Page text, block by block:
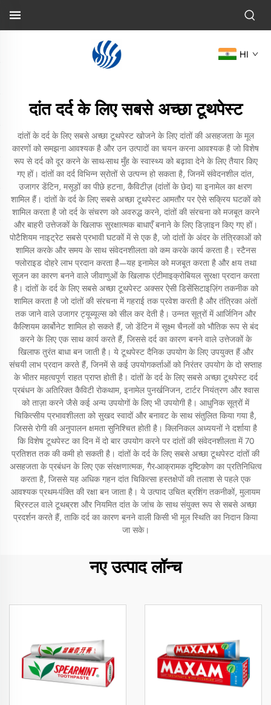
HI
दांत दर्द के लिए सबसे अच्छा टूथपेस्ट
दांतों के दर्द के लिए सबसे अच्छा टूथपेस्ट खोजने के लिए दांतों की असहजता के मूल
कारणों को समझना आवश्यक है और उन उत्पादों का चयन करना आवश्यक है जो विशेष
रूप से दर्द को दूर करने के साथ-साथ मुँह के स्वास्थ्य को बढ़ावा देने के लिए तैयार किए
गए हों। दांतों का दर्द विभिन्न स्रोतों से उत्पन्न हो सकता है, जिनमें संवेदनशील दांत,
उजागर डेंटिन, मसूड़ों का पीछे हटना, कैविटीज़ (दांतों के छेद) या इनामेल का क्षरण
शामिल हैं। दांतों के दर्द के लिए सबसे अच्छा टूथपेस्ट आमतौर पर ऐसे सक्रिय घटकों को
शामिल करता है जो दर्द के संचरण को अवरुद्ध करने, दांतों की संरचना को मजबूत करने
और बाहरी उत्तेजकों के खिलाफ सुरक्षात्मक बाधाएँ बनाने के लिए डिज़ाइन किए गए हों।
पोटैशियम नाइट्रेट सबसे प्रभावी घटकों में से एक है, जो दांतों के अंदर के तंत्रिकाओं को
शामिल करके और समय के साथ संवेदनशीलता को कम करके कार्य करता है। स्टैनस
फ्लोराइड दोहरे लाभ प्रदान करता है—यह इनामेल को मजबूत करता है और क्षय तथा
सूजन का कारण बनने वाले जीवाणुओं के खिलाफ एंटीमाइक्रोबियल सुरक्षा प्रदान करता
है। दांतों के दर्द के लिए सबसे अच्छा टूथपेस्ट अक्सर ऐसी डिसेंसिटाइज़िंग तकनीक को
शामिल करता है जो दांतों की संरचना में गहराई तक प्रवेश करती है और तंत्रिका अंतों
तक जाने वाले उजागर ट्यूब्यूल्स को सील कर देती है। उन्नत सूत्रों में आर्जिनिन और
कैल्शियम कार्बोनेट शामिल हो सकते हैं, जो डेंटिन में सूक्ष्म चैनलों को भौतिक रूप से बंद
करने के लिए एक साथ कार्य करते हैं, जिससे दर्द का कारण बनने वाले उत्तेजकों के
खिलाफ तुरंत बाधा बन जाती है। ये टूथपेस्ट दैनिक उपयोग के लिए उपयुक्त हैं और
संचयी लाभ प्रदान करते हैं, जिनमें से कई उपयोगकर्ताओं को निरंतर उपयोग के दो सप्ताह
के भीतर महत्वपूर्ण राहत प्राप्त होती है। दांतों के दर्द के लिए सबसे अच्छा टूथपेस्ट दर्द
प्रबंधन के अतिरिक्त कैविटी रोकथाम, इनामेल पुनर्खनिजन, टार्टर नियंत्रण और श्वास
को ताज़ा करने जैसे कई अन्य उपयोगों के लिए भी उपयोगी है। आधुनिक सूत्रों में
चिकित्सीय प्रभावशीलता को सुखद स्वादों और बनावट के साथ संतुलित किया गया है,
जिससे रोगी की अनुपालन क्षमता सुनिश्चित होती है। क्लिनिकल अध्ययनों ने दर्शाया है
कि विशेष टूथपेस्ट का दिन में दो बार उपयोग करने पर दांतों की संवेदनशीलता में 70
प्रतिशत तक की कमी हो सकती है। दांतों के दर्द के लिए सबसे अच्छा टूथपेस्ट दांतों की
असहजता के प्रबंधन के लिए एक संरक्षणात्मक, गैर-आक्रामक दृष्टिकोण का प्रतिनिधित्व
करता है, जिससे यह अधिक गहन दांत चिकित्सा हस्तक्षेपों की तलाश से पहले एक
आवश्यक प्रथम-पंक्ति की रक्षा बन जाता है। ये उत्पाद उचित ब्रशिंग तकनीकों, मुलायम
ब्रिस्टल वाले टूथब्रश और नियमित दांत के जांच के साथ संयुक्त रूप से सबसे अच्छा
प्रदर्शन करते हैं, ताकि दर्द का कारण बनने वाली किसी भी मूल स्थिति का निदान किया
जा सके।
नए उत्पाद लॉन्च